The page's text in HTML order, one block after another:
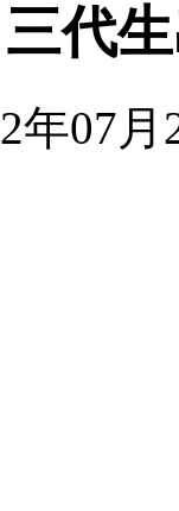
代
年07月